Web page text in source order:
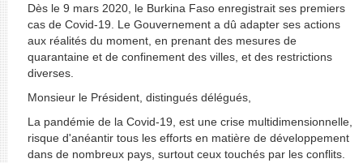
Dès le 9 mars 2020, le Burkina Faso enregistrait ses premiers
cas de Covid-19. Le Gouvernement a dû adapter ses actions
aux réalités du moment, en prenant des mesures de
quarantaine et de confinement des villes, et des restrictions
diverses.
Monsieur le Président, distingués délégués,
La pandémie de la Covid-19, est une crise multidimensionnelle,
risque d'anéantir tous les efforts en matière de développement
dans de nombreux pays, surtout ceux touchés par les conflits.